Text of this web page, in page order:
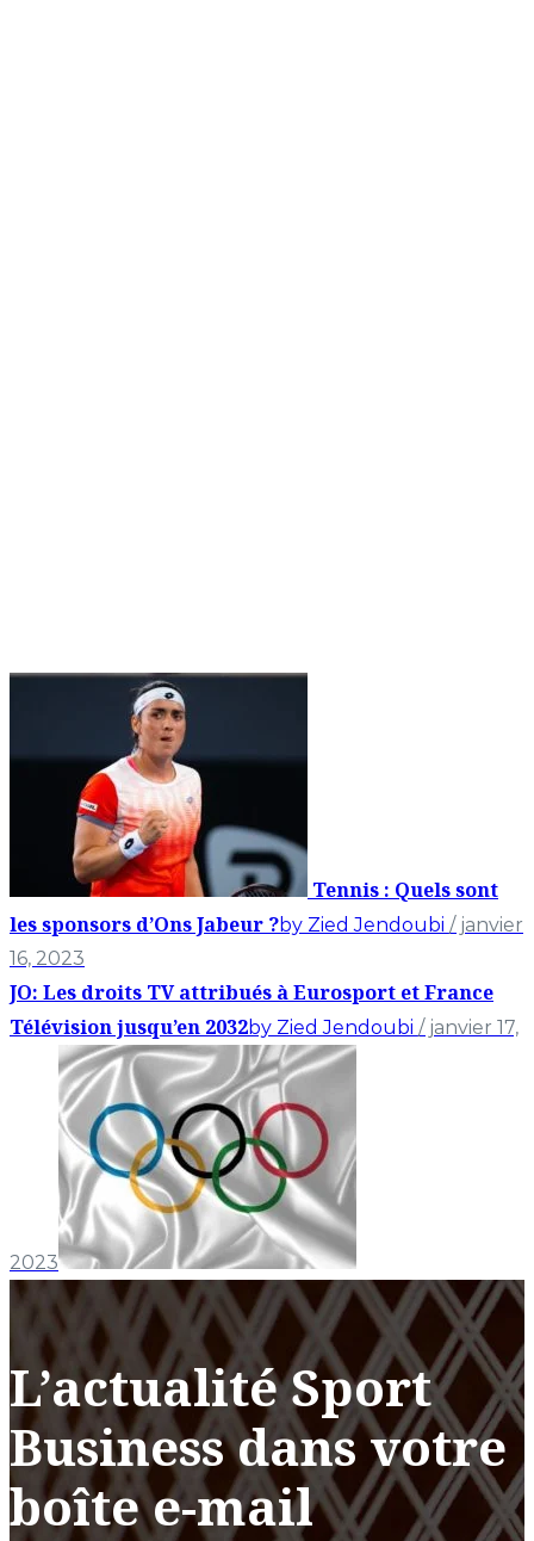
Tennis : Quels sont
les sponsors d’Ons Jabeur ?by Zied Jendoubi / janvier
16, 2023
JO: Les droits TV attribués à Eurosport et France
Télévision jusqu’en 2032by Zied Jendoubi / janvier 17,
2023
L’actualité Sport
Business dans votre
boîte e-mail